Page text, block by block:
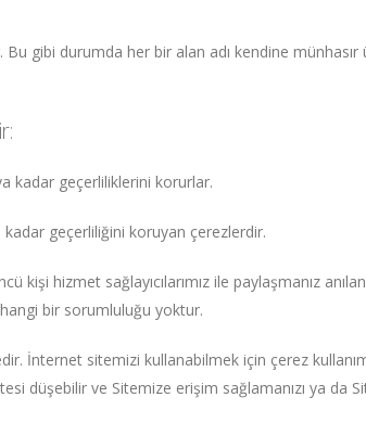
Bu gibi durumda her bir alan adı kendine
kadar geçerliliklerini korurlar.
kadar geçerliliğini koruyan çerezlerdir.
hizmet sağlayıcılarımız ile paylaşmanız
bir sorumluluğu yoktur.
İnternet sitemizi kullanabilmek için çerez
düşebilir ve Sitemize erişim sağlamanızı ya da